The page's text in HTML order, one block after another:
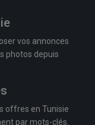
vos annonces
photos depuis
offres en Tunisie
par mots-clés.